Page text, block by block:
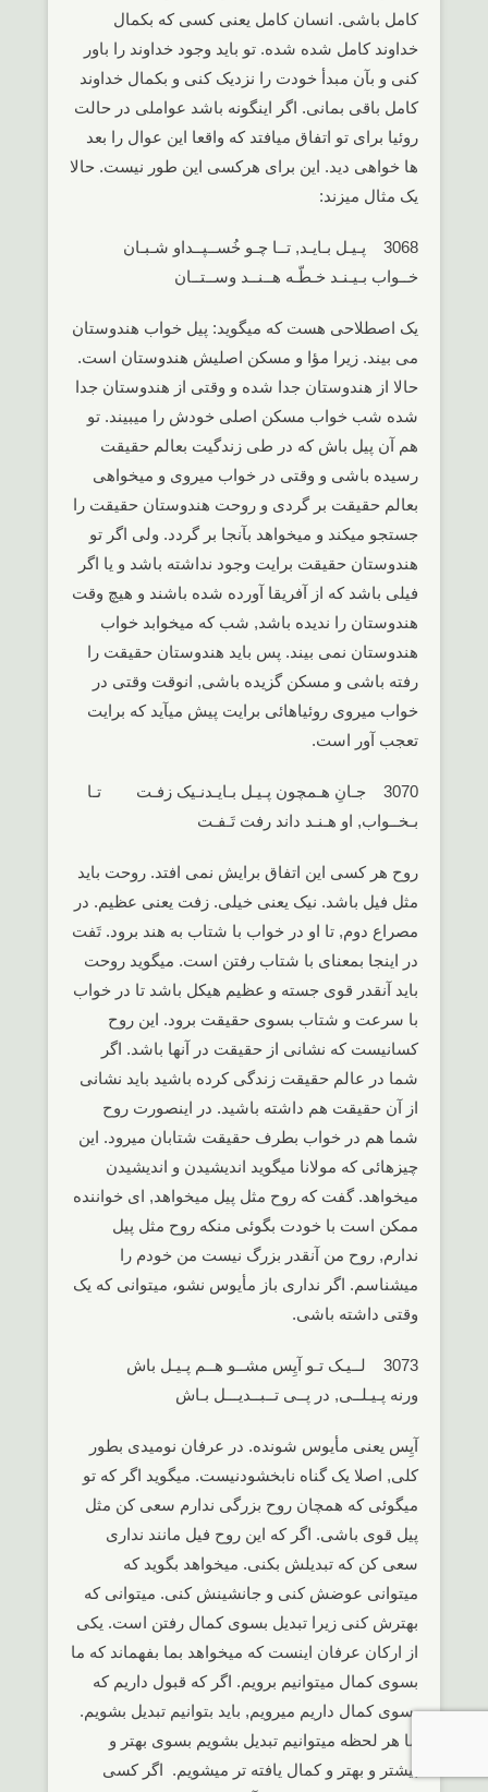
کامل باشی. انسان کامل یعنی کسی که بکمال
خداوند کامل شده شده. تو باید وجود خداوند را باور
کنی و بآن مبدأ خودت را نزدیک کنی و بکمال خداوند
کامل باقی بمانی. اگر اینگونه باشد عواملی در حالت
روئیا برای تو اتفاق میافتد که واقعا این عوال را بعد
ها خواهی دید. این برای هرکسی این طور نیست. حالا
یک مثال میزند:
3068 پـیـل بـایـد, تــا چـو خُســپــداو شـبـان
خــواب بـیـنـد خـطّـه هــنــد وســتــان
یک اصطلاحی هست که میگوید: پیل خواب هندوستان
می بیند. زیرا مؤا و مسکن اصلیش هندوستان است.
حالا از هندوستان جدا شده و وقتی از هندوستان جدا
شده شب خواب مسکن اصلی خودش را میبیند. تو
هم آن پیل باش که در طی زندگیت بعالم حقیقت
رسیده باشی و وقتی در خواب میروی و میخواهی
بعالم حقیقت بر گردی و روحت هندوستان حقیقت را
جستجو میکند و میخواهد بآنجا بر گردد. ولی اگر تو
هندوستان حقیقت برایت وجود نداشته باشد و یا اگر
فیلی باشد که از آفریقا آورده شده باشند و هیچ وقت
هندوستان را ندیده باشد, شب که میخوابد خواب
هندوستان نمی بیند. پس باید هندوستان حقیقت را
رفته باشی و مسکن گزیده باشی, انوقت وقتی در
خواب میروی روئیاهائی برایت پیش میآید که برایت
تعجب آور است.
3070 جـانِ هـمچون پـیـل بـایـدنـیک زفـت تـا
بـخــواب, او هـنـد داند رفت تَـفـت
روح هر کسی این اتفاق برایش نمی افتد. روحت باید
مثل فیل باشد. نیک یعنی خیلی. زفت یعنی عظیم. در
مصراع دوم, تا او در خواب با شتاب به هند برود. تَفت
در اینجا بمعنای با شتاب رفتن است. میگوید روحت
باید آنقدر قوی جسته و عظیم هیکل باشد تا در خواب
با سرعت و شتاب بسوی حقیقت برود. این روح
کسانیست که نشانی از حقیقت در آنها باشد. اگر
شما در عالم حقیقت زندگی کرده باشید باید نشانی
از آن حقیقت هم داشته باشید. در اینصورت روح
شما هم در خواب بطرف حقیقت شتابان میرود. این
چیزهائی که مولانا میگوید اندیشیدن و اندیشیدن
میخواهد. گفت که روح مثل پیل میخواهد, ای خواننده
ممکن است با خودت بگوئی منکه روح مثل پیل
ندارم, روح من آنقدر بزرگ نیست من خودم را
میشناسم. اگر نداری باز مأیوس نشو، میتوانی که یک
وقتی داشته باشی.
3073 لــیـک تـو آیِس مشــو هــم پـیـل باش
ورنه پـیـلــی, در پــی تــبــدیـــل بـاش
آیِس یعنی مأیوس شونده. در عرفان نومیدی بطور
کلی, اصلا یک گناه نابخشودنیست. میگوید اگر که تو
میگوئی که همچان روح بزرگی ندارم سعی کن مثل
پیل قوی باشی. اگر که این روح فیل مانند نداری
سعی کن که تبدیلش بکنی. میخواهد بگوید که
میتوانی عوضش کنی و جانشینش کنی. میتوانی که
بهترش کنی زیرا تبدیل بسوی کمال رفتن است. یکی
از ارکان عرفان اینست که میخواهد بما بفهماند که ما
بسوی کمال میتوانیم برویم. اگر که قبول داریم که
بسوی کمال داریم میرویم, باید بتوانیم تبدیل بشویم.
ما هر لحظه میتوانیم تبدیل بشویم بسوی بهتر و
بیشتر و بهتر و کمال یافته تر میشویم. اگر کسی